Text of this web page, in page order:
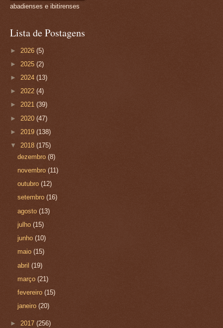
abadienses e ibitirenses
Lista de Postagens
► 2026 (5)
► 2025 (2)
► 2024 (13)
► 2022 (4)
► 2021 (39)
► 2020 (47)
► 2019 (138)
▼ 2018 (175)
dezembro(8)
novembro(11)
outubro(12)
setembro(16)
agosto(13)
julho(15)
junho(10)
maio(15)
abril(19)
março(21)
fevereiro(15)
janeiro(20)
► 2017 (256)